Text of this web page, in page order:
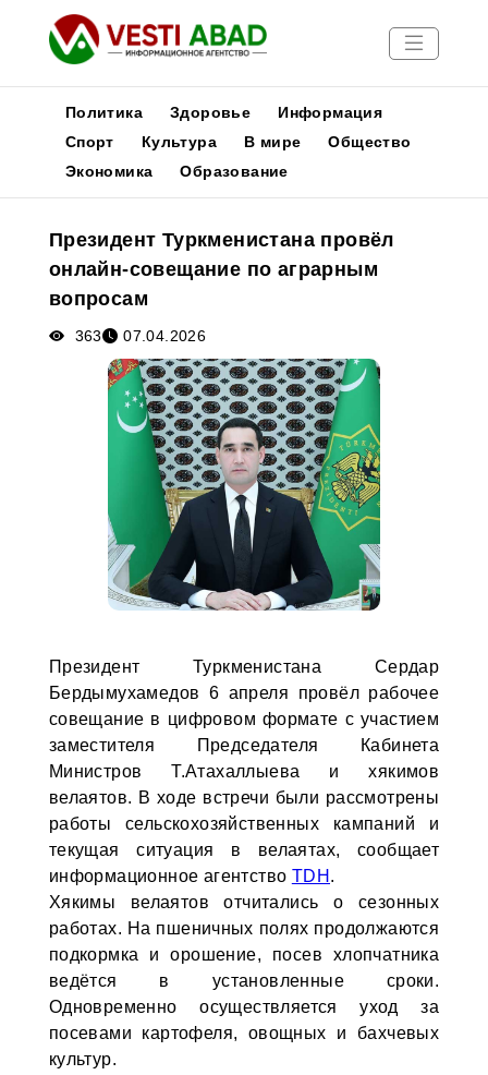
Новости
Медиа
Афиша
Политика Здоровье
Информация
Спорт
Культура В мире
Общество
Экономика
Образование
Президент Туркменистана провёл
онлайн-совещание по аграрным
вопросам
363 07.04.2026
Президент Туркменистана Сердар
Бердымухамедов 6 апреля провёл рабочее
совещание в цифровом формате с участием
заместителя Председателя Кабинета
Министров Т.Атахаллыева и хякимов
велаятов. В ходе встречи были рассмотрены
работы сельскохозяйственных кампаний и
текущая ситуация в велаятах, сообщает
информационное агентство TDH .
Хякимы велаятов отчитались о сезонных
работах. На пшеничных полях продолжаются
подкормка и орошение, посев хлопчатника
ведётся в установленные сроки.
Одновременно осуществляется уход за
посевами картофеля, овощных и бахчевых
культур.